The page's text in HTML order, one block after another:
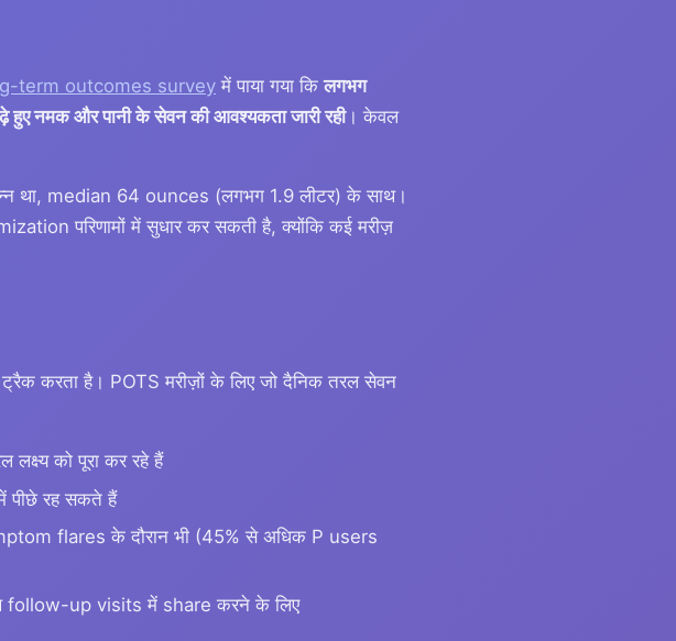
term outcomes survey में पाया गया कि लगभग
और पानी के सेवन की आवश्यकता जारी रही। केवल
था, median 64 ounces (लगभग 1.9 लीटर) के साथ।
परिणामों में सुधार कर सकती है, क्योंकि कई मरीज़
करता है। POTS मरीज़ों के लिए जो दैनिक तरल सेवन
को पूरा कर रहे हैं
रह सकते हैं
flares के दौरान भी (45% से अधिक P users
up visits में share करने के लिए